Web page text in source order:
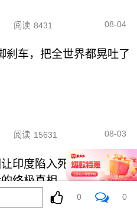
阅读 8431 08-04
刹车，把全世界都晃吐了
阅读 15631 08-03
印度陷入死寂，五枚金
终极真相
0 0